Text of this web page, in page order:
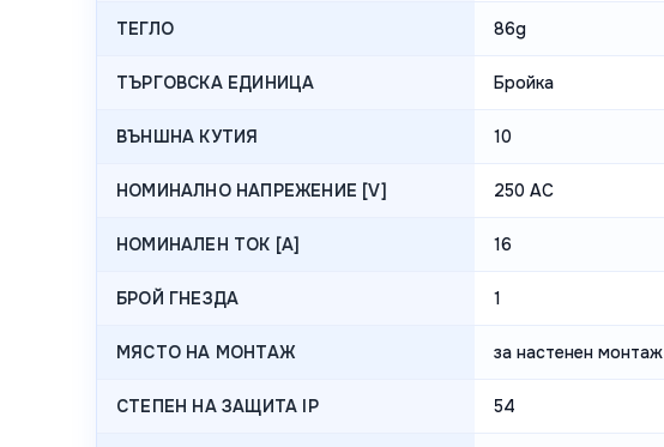
ТЕГЛО 86g
ТЪРГОВСКА ЕДИНИЦА Бройка
ВЪНШНА КУТИЯ 10
НОМИНАЛНО НАПРЕЖЕНИЕ [V] 250 AC
НОМИНАЛЕН ТОК [A] 16
БРОЙ ГНЕЗДА 1
МЯСТО НА МОНТАЖ за настенен монтаж
СТЕПЕН НА ЗАЩИТА IP 54